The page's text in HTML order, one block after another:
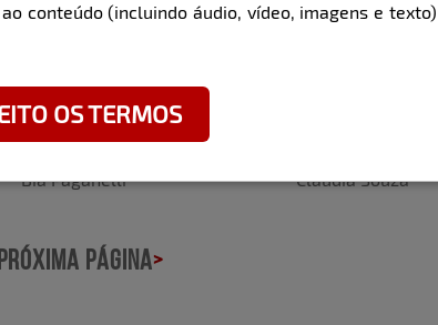
Bia Paganelli Cláudia Souza
PÁGINA>
conteúdo (incluindo áudio, vídeo, imagens e texto)
OS TERMOS